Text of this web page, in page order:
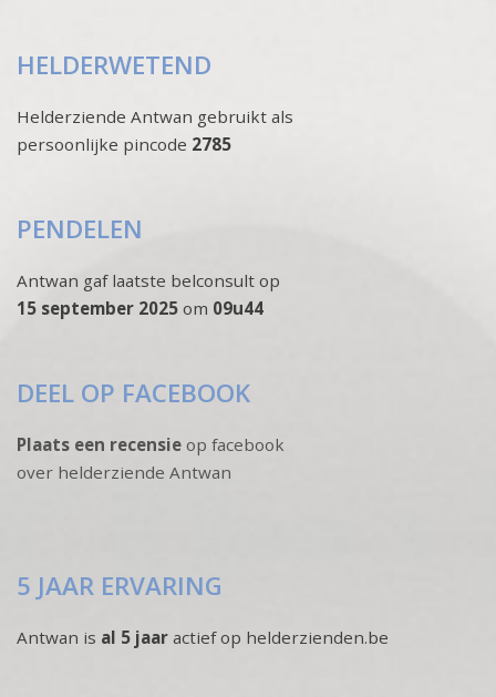
HELDERWETEND
Helderziende Antwan gebruikt als
persoonlijke pincode 2785
PENDELEN
Antwan gaf laatste belconsult op
15 september 2025 om 09u44
DEEL OP FACEBOOK
Plaats een recensie op facebook
over helderziende Antwan
5 JAAR ERVARING
Antwan is al 5 jaar actief op helderzienden.be